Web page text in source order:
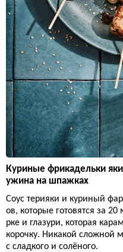
Куриные фрикадельки
ужина на шпажках
Соус терияки и куриный
ов, которые готовятся за
рке и глазури, которая
корочку. Никакой сложной
с сладкого и солёного.